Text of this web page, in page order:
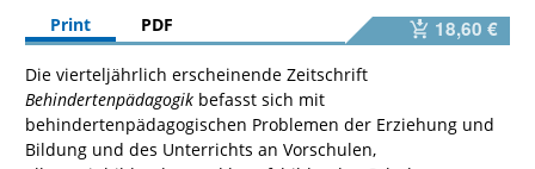
Print
PDF 18,60 €
Die vierteljährlich erscheinende Zeitschrift
Behindertenpädagogik befasst sich mit
behindertenpädagogischen Problemen der Erziehung und
Bildung und des Unterrichts an Vorschulen,